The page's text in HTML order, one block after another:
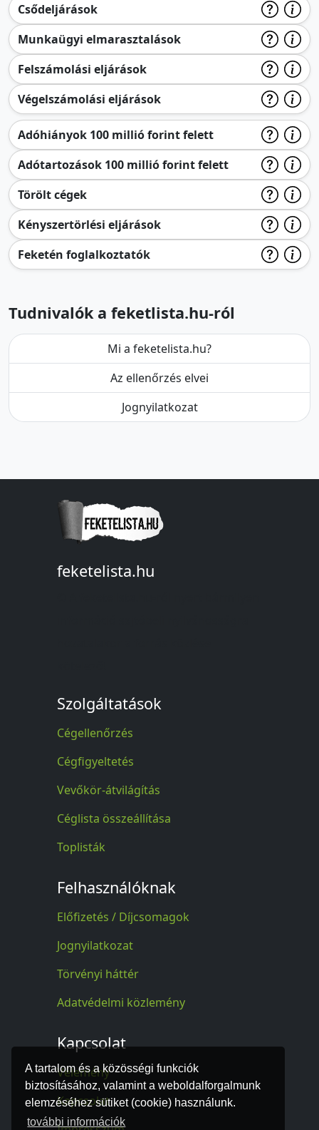
A tartalom és a közösségi funkciók
biztosításához, valamint a weboldalforgalmunk
elemzéséhez sütiket (cookie) használunk.
további információk
Csődeljárások
Munkaügyi elmarasztalások
Felszámolási eljárások
Végelszámolási eljárások
Adóhiányok 100 millió forint felett
Adótartozások 100 millió forint felett
Törölt cégek
Kényszertörlési eljárások
Feketén foglalkoztatók
Tudnivalók a feketlista.hu-ról
Mi a feketelista.hu?
Az ellenőrzés elvei
Jognyilatkozat
feketelista.hu
Szolgáltatások
Cégellenőrzés
Cégfigyeltetés
Vevőkör-átvilágítás
Céglista összeállítása
Toplisták
Felhasználóknak
Előfizetés / Díjcsomagok
Jognyilatkozat
Törvényi háttér
Adatvédelmi közlemény
Kapcsolat
Vélemény
Kapcsolat